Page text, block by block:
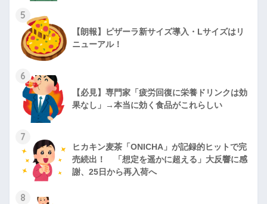
5
【朗報】ピザーラ新サイズ導入・Lサイズはリ
ニューアル！
6
【必見】専門家「疲労回復に栄養ドリンクは効
果なし」→本当に効く食品がこれらしい
7
ヒカキン麦茶「ONICHA」が記録的ヒットで完
売続出！ 「想定を遥かに超える」大反響に感
謝、25日から再入荷へ
8